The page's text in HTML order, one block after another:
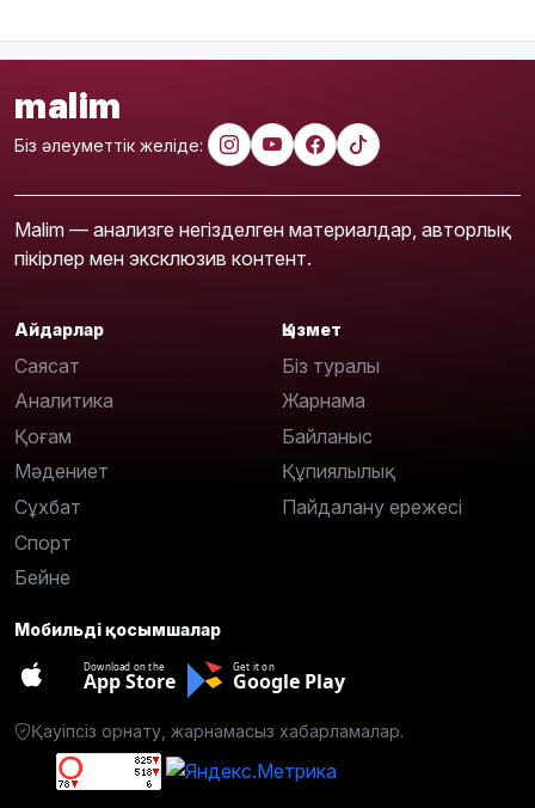
malim
Біз әлеуметтік желіде:
Malim — анализге негізделген материалдар, авторлық
пікірлер мен эксклюзив контент.
Айдарлар
Саясат
Аналитика
Қоғам
Мәдениет
Сұхбат
Спорт
Бейне
Қызмет
Біз туралы
Жарнама
Байланыс
Құпиялылық
Пайдалану ережесі
Мобильді қосымшалар
Download on the
App Store
Get it on
Google Play
Қауіпсіз орнату, жарнамасыз хабарламалар.